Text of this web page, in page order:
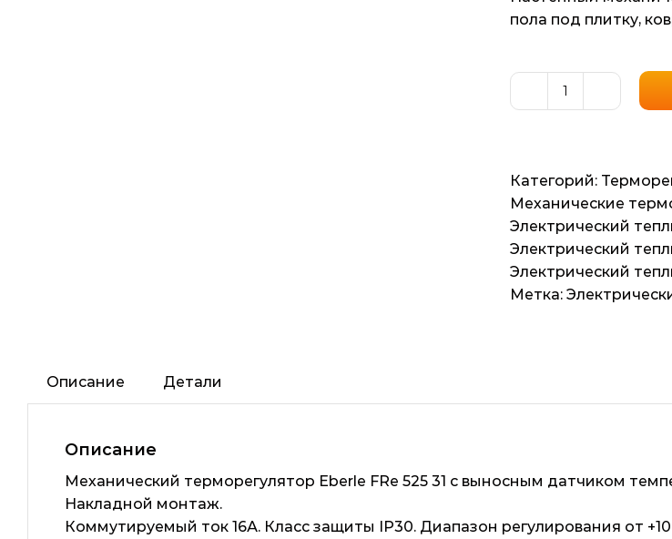
пола под плитку,
Количество
Eberle
Категорий:
Механические
Электрический
Электрический
Электрический
Метка:
Описание Детали
Описание
Механический терморегулятор Eberle FRe 525 31 с выносным датчиком
Накладной монтаж.
Коммутируемый ток 16А. Класс защиты IP30. Диапазон регулирования от